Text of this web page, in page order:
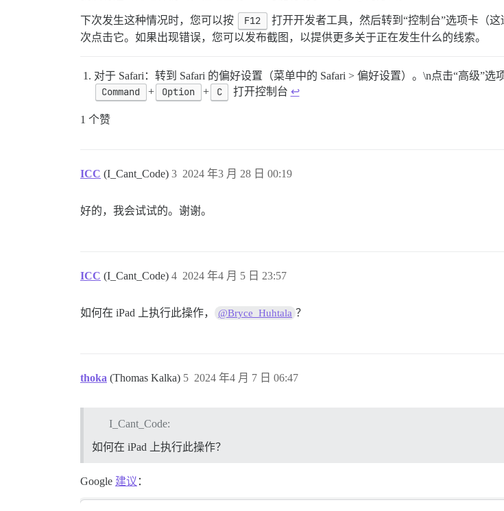
下次发生这种情况时，您可以按 F12 打开开发者工具，然后转到“控制台”选项卡（
次点击它。如果出现错误，您可以发布截图，以提供更多关于正在发生什么的线索。
对于 Safari：转到 Safari 的偏好设置（菜单中的 Safari > 偏好设置）。\n点击“高级”
Command + Option + C 打开控制台 ↩︎
1 个赞
ICC (I_Cant_Code) 2024 年3 月 28 日 00:19
3
好的，我会试试的。谢谢。
ICC (I_Cant_Code) 2024 年4 月 5 日 23:57
4
如何在 iPad 上执行此操作， @Bryce_Huhtala ？
thoka (Thomas Kalka) 2024 年4 月 7 日 06:47
5
I_Cant_Code:
如何在 iPad 上执行此操作？
Google 建议 ：